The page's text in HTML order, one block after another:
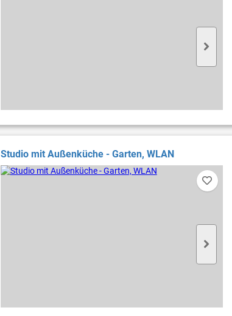
Studio mit Außenküche - Garten, WLAN